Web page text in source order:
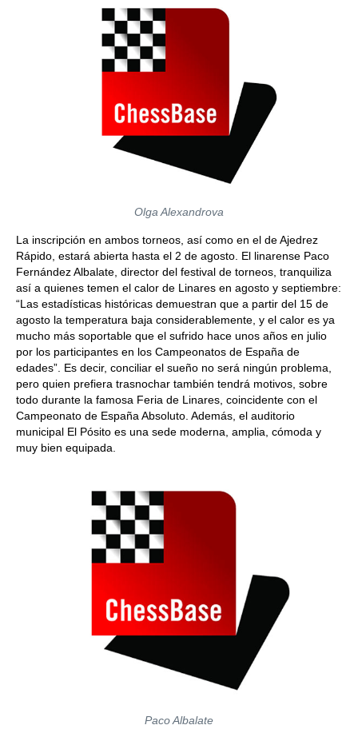
Olga Alexandrova
La inscripción en ambos torneos, así como en el de Ajedrez
Rápido, estará abierta hasta el 2 de agosto. El linarense Paco
Fernández Albalate, director del festival de torneos, tranquiliza
así a quienes temen el calor de Linares en agosto y septiembre:
“Las estadísticas históricas demuestran que a partir del 15 de
agosto la temperatura baja considerablemente, y el calor es ya
mucho más soportable que el sufrido hace unos años en julio
por los participantes en los Campeonatos de España de
edades”. Es decir, conciliar el sueño no será ningún problema,
pero quien prefiera trasnochar también tendrá motivos, sobre
todo durante la famosa Feria de Linares, coincidente con el
Campeonato de España Absoluto. Además, el auditorio
municipal El Pósito es una sede moderna, amplia, cómoda y
muy bien equipada.
Paco Albalate